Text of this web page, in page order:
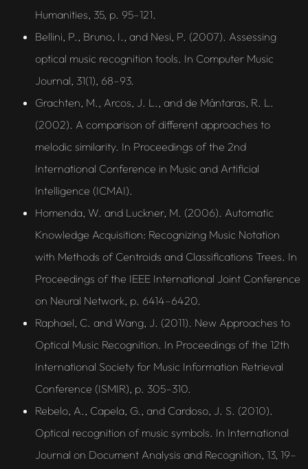
Humanities, 35, p. 95–121.
Bellini, P., Bruno, I., and Nesi, P. (2007). Assessing
optical music recognition tools. In Computer Music
Journal, 31(1), 68–93.
Grachten, M., Arcos, J. L., and de Mántaras, R. L.
(2002). A comparison of different approaches to
melodic similarity. In Proceedings of the 2nd
International Conference in Music and Artificial
Intelligence (ICMAI).
Homenda, W. and Luckner, M. (2006). Automatic
Knowledge Acquisition: Recognizing Music Notation
with Methods of Centroids and Classifications Trees. In
Proceedings of the IEEE International Joint Conference
on Neural Network, p. 6414–6420.
Raphael, C. and Wang, J. (2011). New Approaches to
Optical Music Recognition. In Proceedings of the 12th
International Society for Music Information Retrieval
Conference (ISMIR), p. 305–310.
Rebelo, A., Capela, G., and Cardoso, J. S. (2010).
Optical recognition of music symbols. In International
Journal on Document Analysis and Recognition, 13, 19–